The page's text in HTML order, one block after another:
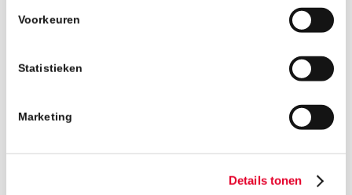
Voorkeuren
Statistieken
Marketing
Details tonen